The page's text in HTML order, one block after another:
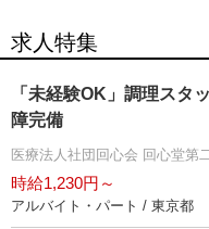
求人特集
「未経験OK」調理スタ
障完備
医療法人社団回心会 回心堂第
時給1,230円～
アルバイト・パート / 東京都